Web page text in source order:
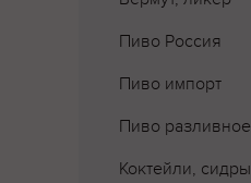
Пиво Россия
Пиво импорт
Пиво разливное
Коктейли, сидры